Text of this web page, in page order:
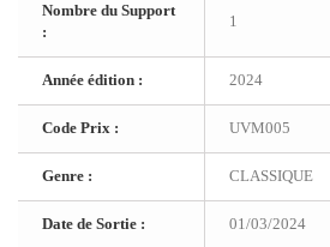
Nombre du Support
:
1
Année édition : 2024
Code Prix : UVM005
Genre : CLASSIQUE
Date de Sortie : 01/03/2024